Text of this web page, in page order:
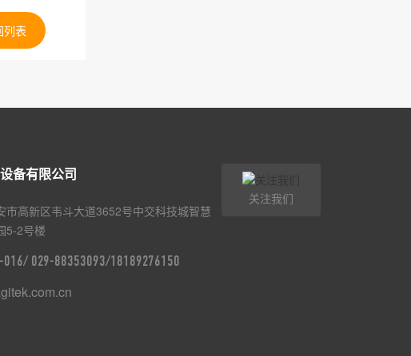
列表
备有限公司
市高新区韦斗大道3652号中交科技城智慧
5-2号楼
029-88353093/18189276150
关注我们